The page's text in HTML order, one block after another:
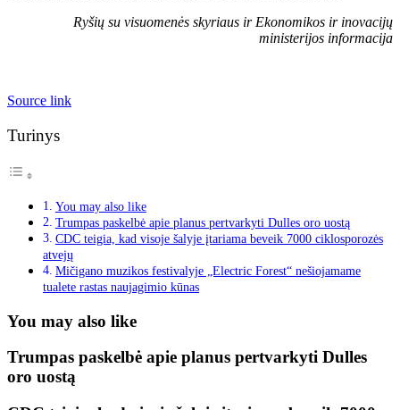
Ryšių su visuomenės skyriaus ir Ekonomikos ir inovacijų
ministerijos informacija
Source link
Turinys
You may also like
Trumpas paskelbė apie planus pertvarkyti Dulles oro uostą
CDC teigia, kad visoje šalyje įtariama beveik 7000 ciklosporozės
atvejų
Mičigano muzikos festivalyje „Electric Forest“ nešiojamame
tualete rastas naujagimio kūnas
You may also like
Trumpas paskelbė apie planus pertvarkyti Dulles
oro uostą